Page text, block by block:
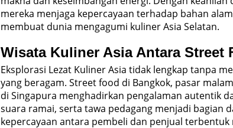
mereka menjaga kepercayaan terhadap bahan
membuat dunia mengagumi kuliner Asia Selatan.
Wisata Kuliner Asia Antara Street
Eksplorasi Lezat Kuliner Asia tidak lengkap tanpa
yang beragam. Street food di Bangkok, pasar
di Singapura menghadirkan pengalaman autentik
suara ramai, serta tawa pedagang menjadi bagian
kepercayaan antara pembeli dan penjual